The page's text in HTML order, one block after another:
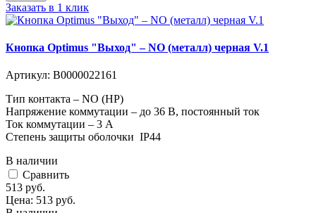
Заказать в 1 клик
Кнопка Optimus "Выход" – NO (металл) черная V.1
Артикул: В0000022161
Тип контакта – NO (НР)
Напряжение коммутации – до 36 В, постоянный ток
Ток коммутации – 3 А
Степень защиты оболочки IP44
В наличии
Cравнить
513 руб.
Цена: 513 руб.